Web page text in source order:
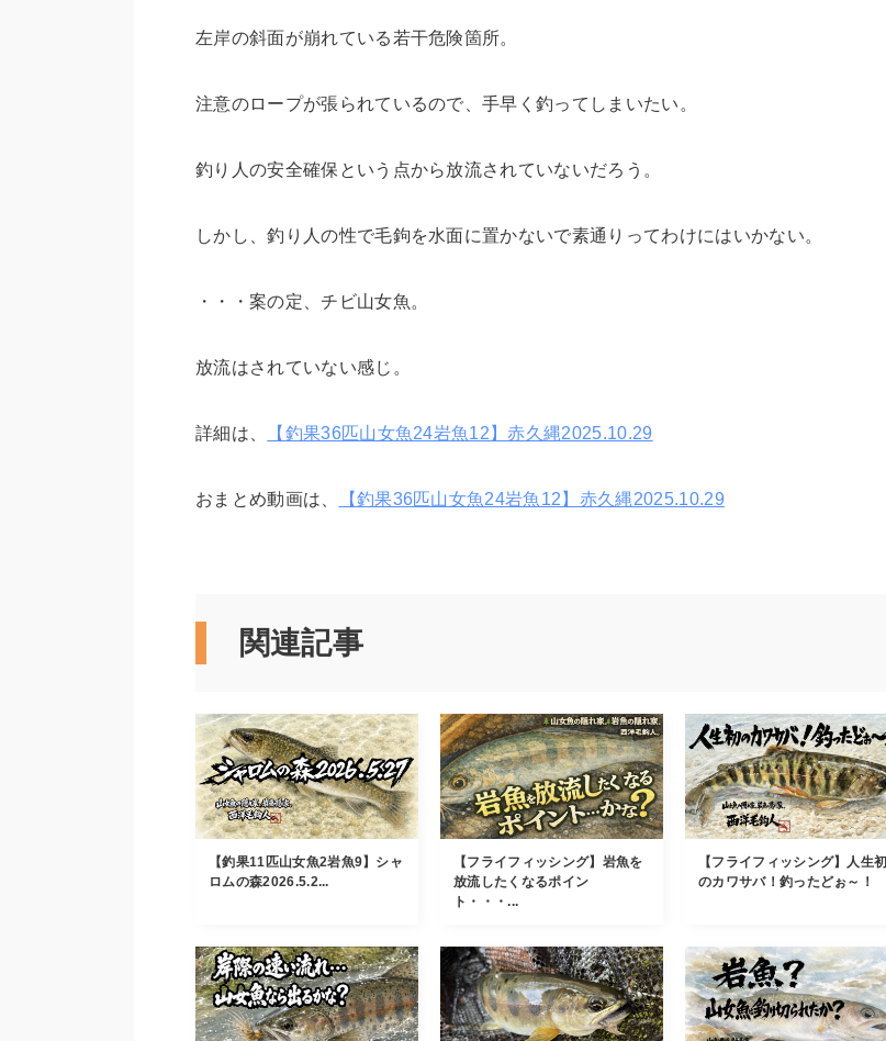
左岸の斜面が崩れている若干危険箇所。
注意のロープが張られているので、手早く釣ってしまいたい。
釣り人の安全確保という点から放流されていないだろう。
しかし、釣り人の性で毛鉤を水面に置かないで素通りってわけにはいかない。
・・・案の定、チビ山女魚。
放流はされていない感じ。
詳細は、 【釣果36匹山女魚24岩魚12】赤久縄2025.10.29
おまとめ動画は、 【釣果36匹山女魚24岩魚12】赤久縄2025.10.29
関連記事
【釣果11匹山女魚2岩魚9】シャ
ロムの森2026.5.2...
【フライフィッシング】岩魚を
放流したくなるポイン
ト・・・...
【フライフィッシング】人生初
のカワサバ！釣ったどぉ～！